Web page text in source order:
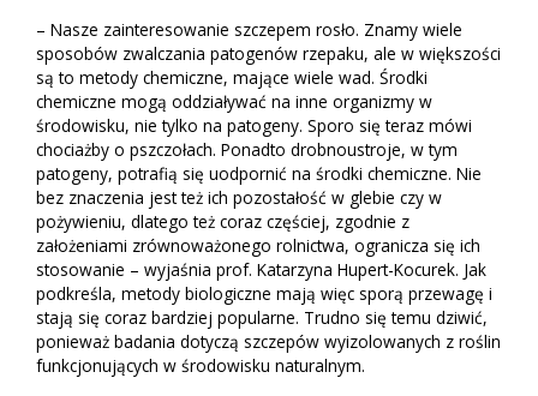
– Nasze zainteresowanie szczepem rosło. Znamy wiele
sposobów zwalczania patogenów rzepaku, ale w większości
są to metody chemiczne, mające wiele wad. Środki
chemiczne mogą oddziaływać na inne organizmy w
środowisku, nie tylko na patogeny. Sporo się teraz mówi
chociażby o pszczołach. Ponadto drobnoustroje, w tym
patogeny, potrafią się uodpornić na środki chemiczne. Nie
bez znaczenia jest też ich pozostałość w glebie czy w
pożywieniu, dlatego też coraz częściej, zgodnie z
założeniami zrównoważonego rolnictwa, ogranicza się ich
stosowanie – wyjaśnia prof. Katarzyna Hupert-Kocurek. Jak
podkreśla, metody biologiczne mają więc sporą przewagę i
stają się coraz bardziej popularne. Trudno się temu dziwić,
ponieważ badania dotyczą szczepów wyizolowanych z roślin
funkcjonujących w środowisku naturalnym.